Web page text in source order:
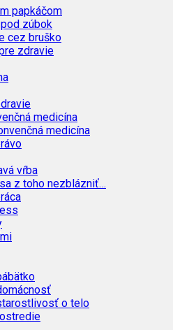
papkáčom
zúbok
cez bruško
zdravie
medicína
medicína
vŕba
z toho nezblázniť…
o telo